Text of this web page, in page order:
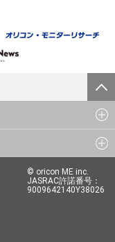
© oricon ME inc.
JASRAC許諾番号：
9009642140Y38026